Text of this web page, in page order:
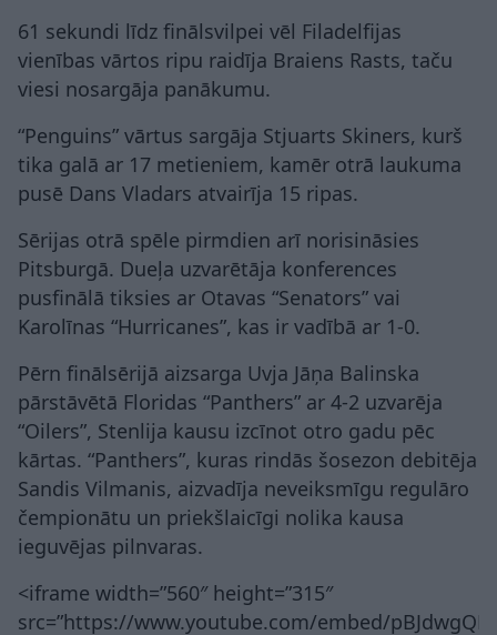
61 sekundi līdz finālsvilpei vēl Filadelfijas
vienības vārtos ripu raidīja Braiens Rasts, taču
viesi nosargāja panākumu.
“Penguins” vārtus sargāja Stjuarts Skiners, kurš
tika galā ar 17 metieniem, kamēr otrā laukuma
pusē Dans Vladars atvairīja 15 ripas.
Sērijas otrā spēle pirmdien arī norisināsies
Pitsburgā. Dueļa uzvarētāja konferences
pusfinālā tiksies ar Otavas “Senators” vai
Karolīnas “Hurricanes”, kas ir vadībā ar 1-0.
Pērn finālsērijā aizsarga Uvja Jāņa Balinska
pārstāvētā Floridas “Panthers” ar 4-2 uzvarēja
“Oilers”, Stenlija kausu izcīnot otro gadu pēc
kārtas. “Panthers”, kuras rindās šosezon debitēja
Sandis Vilmanis, aizvadīja neveiksmīgu regulāro
čempionātu un priekšlaicīgi nolika kausa
ieguvējas pilnvaras.
<iframe width=”560″ height=”315″
src=”https://www.youtube.com/embed/